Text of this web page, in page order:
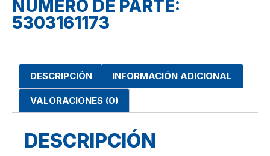
NÚMERO DE PARTE:
5303161173
DESCRIPCIÓN INFORMACIÓN ADICIONAL
VALORACIONES (0)
DESCRIPCIÓN